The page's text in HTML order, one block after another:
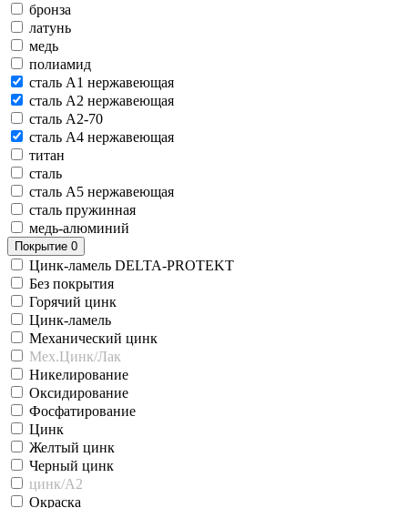
бронза
латунь
медь
полиамид
сталь A1 нержавеющая
сталь A2 нержавеющая
сталь A2-70
сталь A4 нержавеющая
титан
сталь
сталь A5 нержавеющая
сталь пружинная
медь-алюминий
Покрытие 0
Цинк-ламель DELTA-PROTEKT
Без покрытия
Горячий цинк
Цинк-ламель
Механический цинк
Мех.Цинк/Лак
Никелирование
Оксидирование
Фосфатирование
Цинк
Желтый цинк
Черный цинк
цинк/A2
Окраска